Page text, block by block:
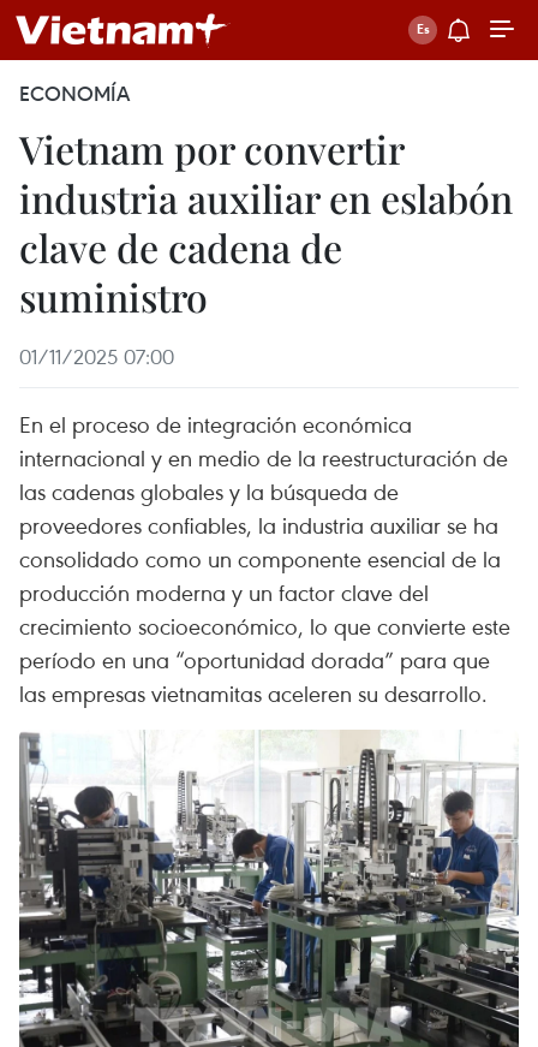
ECONOMÍA
Vietnam por convertir
industria auxiliar en eslabón
clave de cadena de
suministro
01/11/2025 07:00
En el proceso de integración económica
internacional y en medio de la reestructuración de
las cadenas globales y la búsqueda de
proveedores confiables, la industria auxiliar se ha
consolidado como un componente esencial de la
producción moderna y un factor clave del
crecimiento socioeconómico, lo que convierte este
período en una “oportunidad dorada” para que
las empresas vietnamitas aceleren su desarrollo.